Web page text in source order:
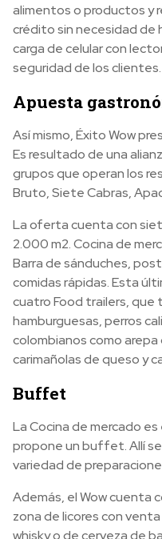
alimentos o productos y
crédito sin necesidad de
carga de celular con
seguridad de los clientes.
Apuesta
Así mismo, Éxito Wow
Es resultado de una
grupos que operan los
Bruto, Siete Cabras,
La oferta cuenta con
2.000 m2. Cocina de
Barra de sánduches,
comidas rápidas. Esta
cuatro Food trailers, que
hamburguesas, perros
colombianos como
carimañolas de queso y
Buffet
La Cocina de mercado
propone un buffet. Allí
variedad de
Además, el Wow cuenta
zona de licores con
whisky o de cerveza de